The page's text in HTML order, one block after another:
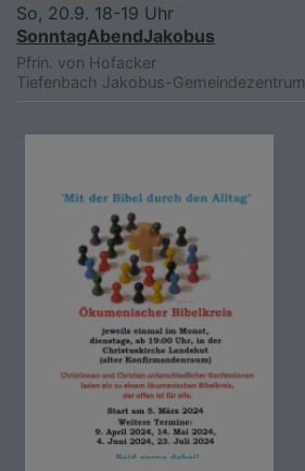
So, 20.9. 18-19 Uhr
SonntagAbendJakobus
Pfrin. von Hofacker
Tiefenbach Jakobus-Gemeindezentrum